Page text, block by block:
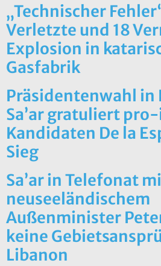
„Technischer
Verletzte und 18
Explosion in
Gasfabrik
Präsidentenwahl in
Sa’ar gratuliert
Kandidaten De la
Sieg
Sa’ar in Telefonat
neuseeländischem
Außenminister
keine
Libanon